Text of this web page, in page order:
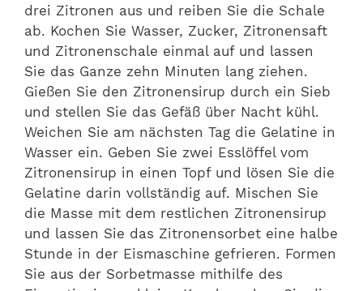
drei Zitronen aus und reiben Sie die Schale
ab. Kochen Sie Wasser, Zucker, Zitronensaft
und Zitronenschale einmal auf und lassen
Sie das Ganze zehn Minuten lang ziehen.
Gießen Sie den Zitronensirup durch ein Sieb
und stellen Sie das Gefäß über Nacht kühl.
Weichen Sie am nächsten Tag die Gelatine in
Wasser ein. Geben Sie zwei Esslöffel vom
Zitronensirup in einen Topf und lösen Sie die
Gelatine darin vollständig auf. Mischen Sie
die Masse mit dem restlichen Zitronensirup
und lassen Sie das Zitronensorbet eine halbe
Stunde in der Eismaschine gefrieren. Formen
Sie aus der Sorbetmasse mithilfe des